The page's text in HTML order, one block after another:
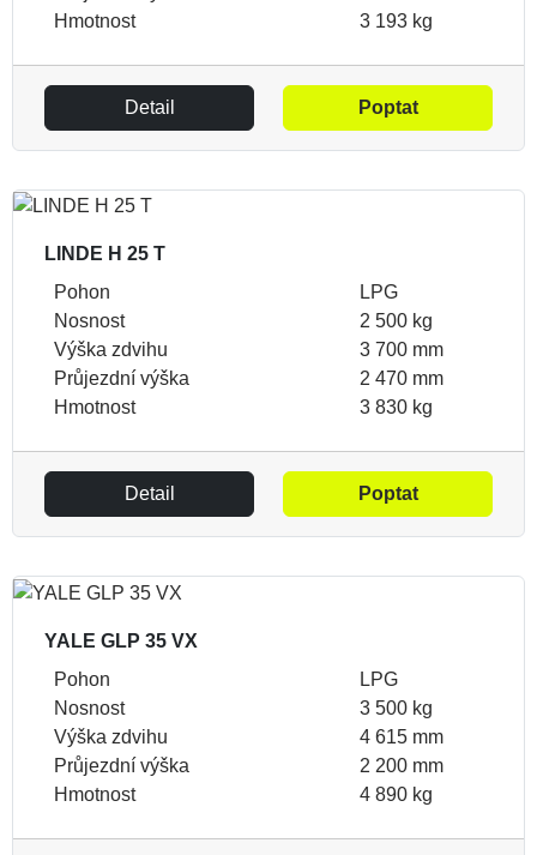
Hmotnost
3 193 kg
Detail Poptat
LINDE H 25 T
Pohon
LPG
Nosnost
2 500 kg
Výška zdvihu
3 700 mm
Průjezdní výška
2 470 mm
Hmotnost
3 830 kg
Detail Poptat
YALE GLP 35 VX
Pohon
LPG
Nosnost
3 500 kg
Výška zdvihu
4 615 mm
Průjezdní výška
2 200 mm
Hmotnost
4 890 kg